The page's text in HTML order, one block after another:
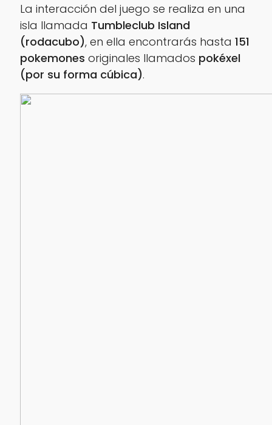
La interacción del juego se realiza en una
isla llamada Tumbleclub Island
(rodacubo), en ella encontrarás hasta 151
pokemones originales llamados pokéxel
(por su forma cúbica).